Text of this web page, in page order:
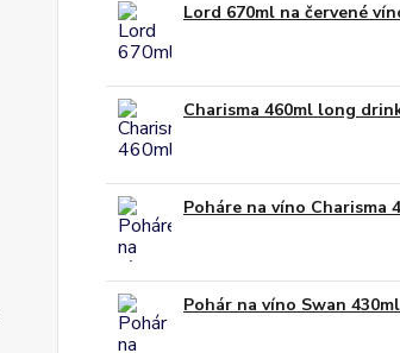
Lord 670ml na červené
Charisma 460ml long
Poháre na víno Charisma
Pohár na víno Swan